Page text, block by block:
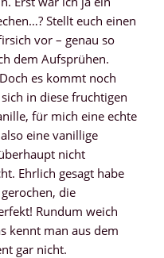
Stellt euch einen
vor – genau so
dem Aufsprühen.
es kommt noch
in diese fruchtigen
für mich eine echte
eine vanillige
nicht
Ehrlich gesagt habe
die
Rundum weich
kennt man aus dem
gar nicht.